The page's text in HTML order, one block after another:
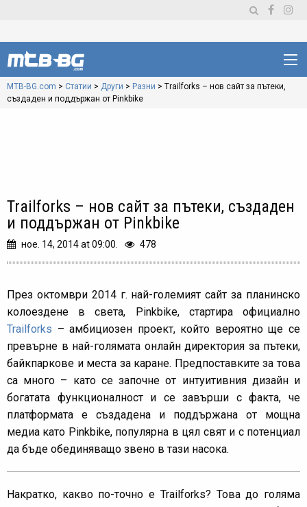
MTB-BG.com > Статии > Други > Разни > Trailforks – нов сайт за пътеки,
създаден и поддържан от Pinkbike
Trailforks – нов сайт за пътеки, създаден
и поддържан от Pinkbike
ное. 14, 2014 at 09:00. 478
През октомври 2014 г. най-големият сайт за планинско
колоездене в света, Pinkbike, стартира официално
Trailforks – амбициозен проект, който вероятно ще се
превърне в най-голямата онлайн директория за пътеки,
байкпаркове и места за каране. Предпоставките за това
са много – като се започне от интуитивния дизайн и
богатата функционалност и се завърши с факта, че
платформата е създадена и поддържана от мощна
медиа като Pinkbike, популярна в цял свят и с потенциал
да бъде обединяващо звено в тази насока.
Накратко, какво по-точно е Trailforks? Това до голяма